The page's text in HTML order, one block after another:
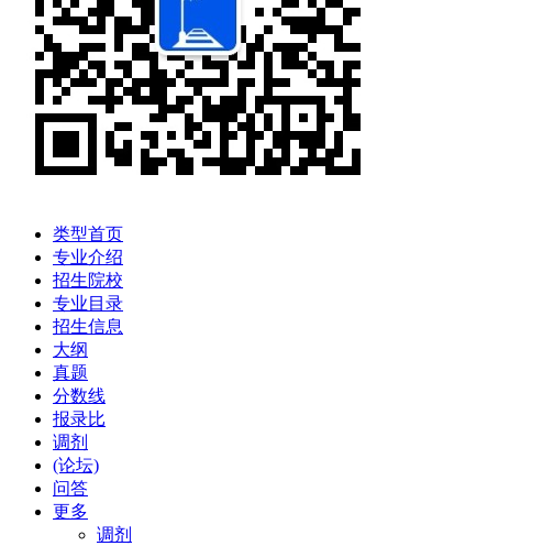
类型首页
专业介绍
招生院校
专业目录
招生信息
大纲
真题
分数线
报录比
调剂
(论坛)
问答
更多
调剂